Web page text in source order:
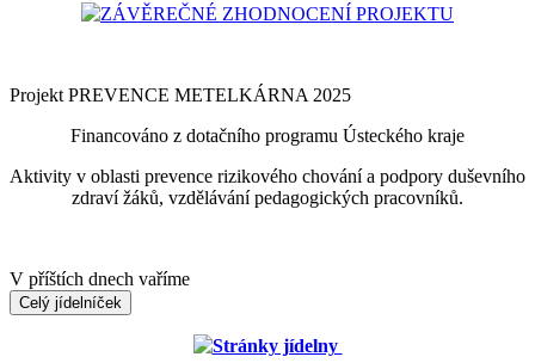
ZÁVĚREČNÉ ZHODNOCENÍ PROJEKTU
Projekt PREVENCE METELKÁRNA 2025
Financováno z dotačního programu Ústeckého kraje
Aktivity v oblasti prevence rizikového chování a podpory duševního
zdraví žáků, vzdělávání pedagogických pracovníků.
V příštích dnech vaříme
Celý jídelníček
Stránky jídelny